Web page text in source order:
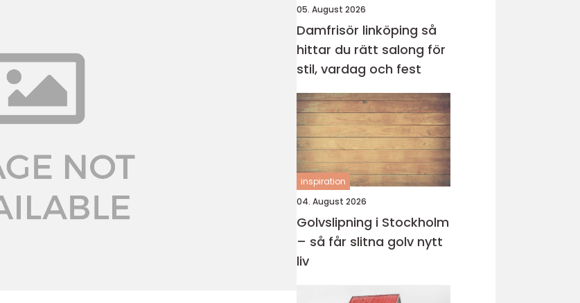
05. August 2026
Damfrisör linköping så
hittar du rätt salong för
stil, vardag och fest
inspiration
04. August 2026
Golvslipning i Stockholm
– så får slitna golv nytt
liv